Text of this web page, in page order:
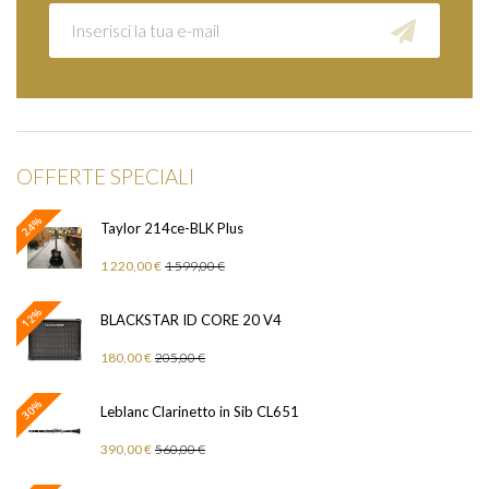
OFFERTE SPECIALI
24% Taylor 214ce-BLK Plus
1 220,00 € 1 599,00 €
12% BLACKSTAR ID CORE 20 V4
180,00 € 205,00 €
30% Leblanc Clarinetto in Sib CL651
390,00 € 560,00 €